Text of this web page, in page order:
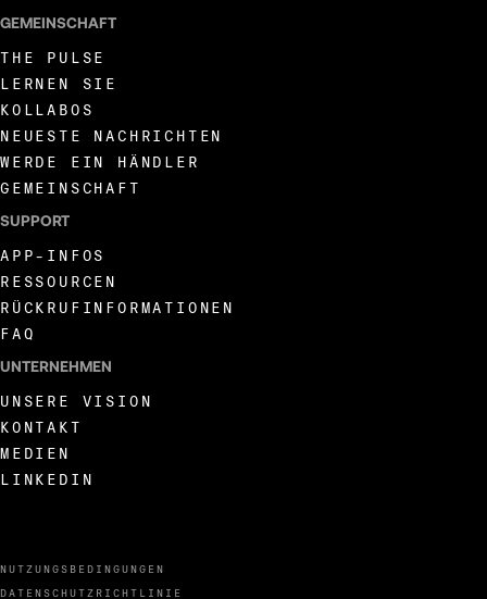
NUTZUNGSBEDINGUNGEN
DATENSCHUTZRICHTLINIE
GEMEINSCHAFT
THE PULSE
LERNEN SIE
KOLLABOS
NEUESTE NACHRICHTEN
WERDE EIN HÄNDLER
GEMEINSCHAFT
SUPPORT
APP-INFOS
RESSOURCEN
RÜCKRUFINFORMATIONEN
FAQ
UNTERNEHMEN
UNSERE VISION
KONTAKT
MEDIEN
LINKEDIN